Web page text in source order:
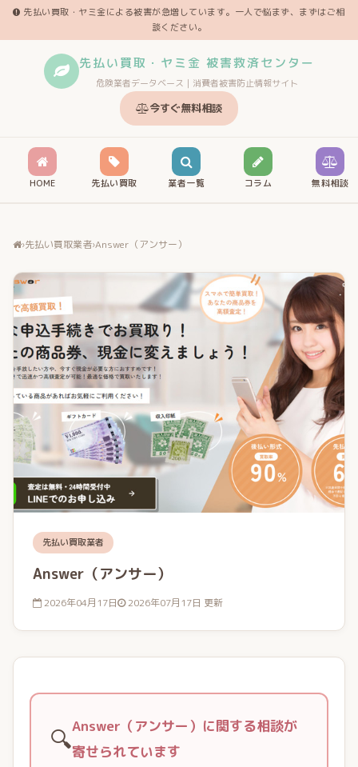
先払い買取・ヤミ金による被害が急増しています。一人で悩まず、まずはご相
談ください。
先払い買取・ヤミ金 被害救済センター
危険業者データベース｜消費者被害防止情報サイト
今すぐ無料相談
HOME 先払い買取 業者一覧 コラム 無料相談
›先払い買取業者›Answer（アンサー）
先払い買取業者
Answer（アンサー）
2026年04月17日 2026年07月17日 更新
🔍Answer（アンサー）に関する相談が
寄せられています